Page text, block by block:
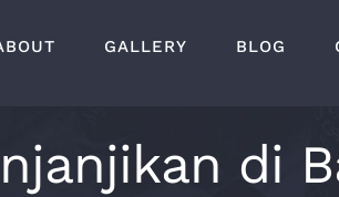
GALLERY BLOG
di